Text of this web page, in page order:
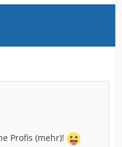
Profis (mehr)!